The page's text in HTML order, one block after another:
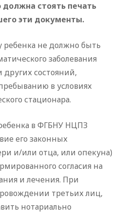
должна стоять печать
эти документы.
ребенка не должно быть
заболевания
состояний,
в условиях
стационара.
в ФГБНУ НЦПЗ
его законных
и/или отца, или опекуна)
согласия на
и лечения. При
третьих лиц,
нотариально